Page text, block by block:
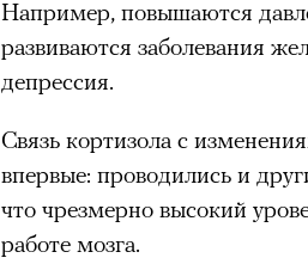
Например, повышаются
развиваются заболевания
депрессия.
Связь кортизола с
впервые: проводились и
что чрезмерно высокий
работе мозга.
Большинство
ради ощущения ясности,
Успешных альпинистов
готовность переносить
Опыт восхождений
делая человека более